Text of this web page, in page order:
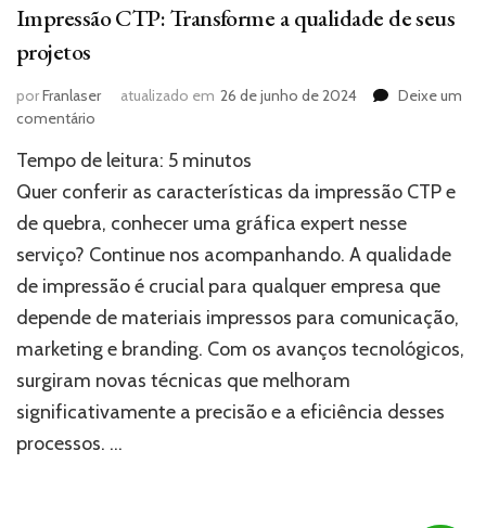
Impressão CTP: Transforme a qualidade de seus
projetos
porFranlaser atualizado em 26 de junho de 2024
Deixe um
comentário
CTP:
Transforme
qualidade
de
seus
projetos
Tempo de leitura: 5 minutos
Quer conferir as características da impressão CTP e
de quebra, conhecer uma gráfica expert nesse
serviço? Continue nos acompanhando. A qualidade
de impressão é crucial para qualquer empresa que
depende de materiais impressos para comunicação,
marketing e branding. Com os avanços tecnológicos,
surgiram novas técnicas que melhoram
significativamente a precisão e a eficiência desses
processos. …